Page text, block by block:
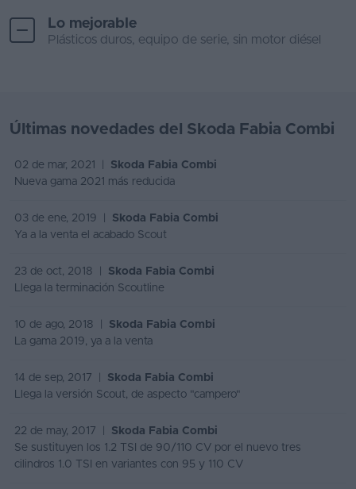
Lo mejorable
Plásticos duros, equipo de serie, sin motor diésel
Últimas novedades del Skoda Fabia Combi
02 de mar, 2021 | Skoda Fabia Combi
Nueva gama 2021 más reducida
03 de ene, 2019 | Skoda Fabia Combi
Ya a la venta el acabado Scout
23 de oct, 2018 | Skoda Fabia Combi
Llega la terminación Scoutline
10 de ago, 2018 | Skoda Fabia Combi
La gama 2019, ya a la venta
14 de sep, 2017 | Skoda Fabia Combi
Llega la versión Scout, de aspecto "campero"
22 de may, 2017 | Skoda Fabia Combi
Se sustituyen los 1.2 TSI de 90/110 CV por el nuevo tres
cilindros 1.0 TSI en variantes con 95 y 110 CV